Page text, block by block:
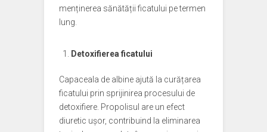
menținerea sănătății ficatului pe termen
lung.
Detoxifierea ficatului
Capaceala de albine ajută la curățarea
ficatului prin sprijinirea procesului de
detoxifiere. Propolisul are un efect
diuretic ușor, contribuind la eliminarea